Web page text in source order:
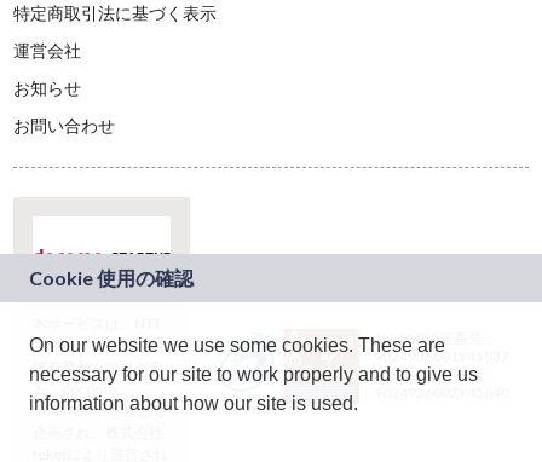
特定商取引法に基づく表示
運営会社
お知らせ
お問い合わせ
ドコモグループの新
規事業創出プログラ
ム「docomo
STARTUP」を通じて
JASRAC許諾番号：
9024936001Y45037
JASRAC許諾番号：
On our website we use some cookies. These are
necessary for our site to work properly and to give us
information about how our site is used.